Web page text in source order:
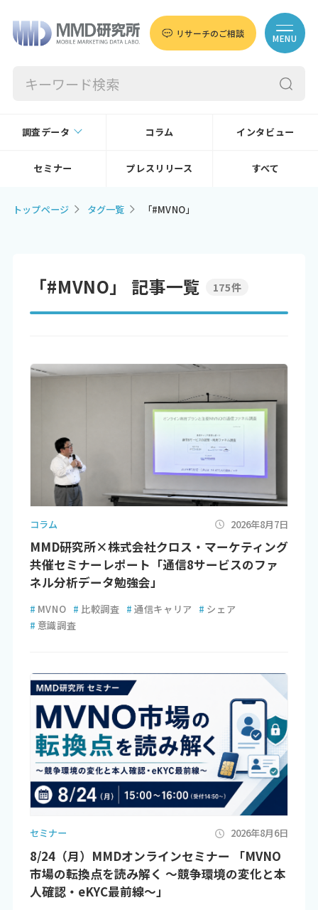
リサーチのご相談 MENU
調査データ コラム インタビュー
セミナー プレスリリース すべて
トップページ タグ一覧 「#MVNO」
「#MVNO」 記事一覧 175件
コラム 2026年8月7日
MMD研究所×株式会社クロス・マーケティング
共催セミナーレポート「通信8サービスのファ
ネル分析データ勉強会」
# MVNO # 比較調査 # 通信キャリア # シェア
# 意識調査
セミナー 2026年8月6日
8/24（月）MMDオンラインセミナー 「MVNO
市場の転換点を読み解く ～競争環境の変化と本
人確認・eKYC最前線～」